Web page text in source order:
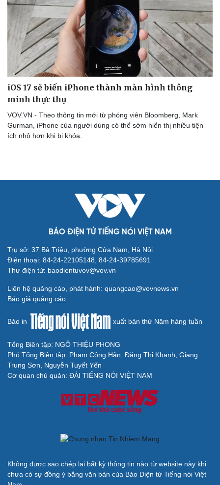
iOS 17 sẽ biến iPhone thành màn hình thông
minh thực thụ
VOV.VN - Theo thông tin mới từ phóng viên Bloomberg, Mark
Gurman, iPhone của người dùng có thể sớm hiển thị nhiều tiện
ích nhỏ hơn khi bị khóa.
BÁO ĐIỆN TỬ TIẾNG NÓI VIỆT NAM
Trụ sở: 37 Bà Triệu, phường Cửa Nam, Hà Nội
Điện thoại: 84-24-22105148, 84-24-39785691
Thư điện tử: baodientuvov@vov.vn
Liên hệ quảng cáo, phát hành: quangcao@vovnews.vn
Báo giá quảng cáo
Báo in xuất bản thứ Năm hàng tuần
Tổng Biên tập: NGÔ THIỆU PHONG
Phó Tổng Biên tập: Phạm Công Hân, Đặng Thị Khanh, Giang
Trung Sơn, Nguyễn Tuyết Yến
Cơ quan chủ quản: ĐÀI TIẾNG NÓI VIỆT NAM
Không được sao chép lại bất kỳ thông tin nào từ website này khi
chưa có sự đồng ý bằng văn bản của Báo Điện tử Tiếng nói Việt